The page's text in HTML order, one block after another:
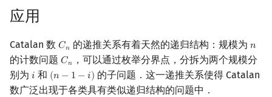
Xcode
GUIDE
Polygon
OJ 工具
LaTeX 入门
希尔排序
锦标赛排序
倍增
构造
Dancing Links
Alpha–Beta 剪枝
优化
插头 DP
计数 DP
动态 DP
AC 自动机
后缀数组 (SA)
后缀自动机 (SAM)
模逆元
线性同余方程
中国剩余定理
常系数齐次线性递推
多项式平移|连续点值平移
符号化方法
特征多项式
对角化
Jordan标准型
单调队列
ST 表
树状数组
AA 树
AHU 算法
树哈希
生成树问题
斯坦纳树
拆点
半平面交
平面最近点对
随机增量法
字节顺序
约瑟夫问题
表达式求值
应用
Catalan 数 𝐶𝑛
Cn 的递推关系有着天然的递归结构：规模为 𝑛
n
的计数问题 𝐶𝑛
Cn ，可以通过枚举分界点，分拆为两个规模分
别为 𝑖
i 和 (𝑛 − 1 −𝑖)
(n−1− i)
的子问题．这一递推关系使得 Catalan
数广泛出现于各类具有类似递归结构的问题中．